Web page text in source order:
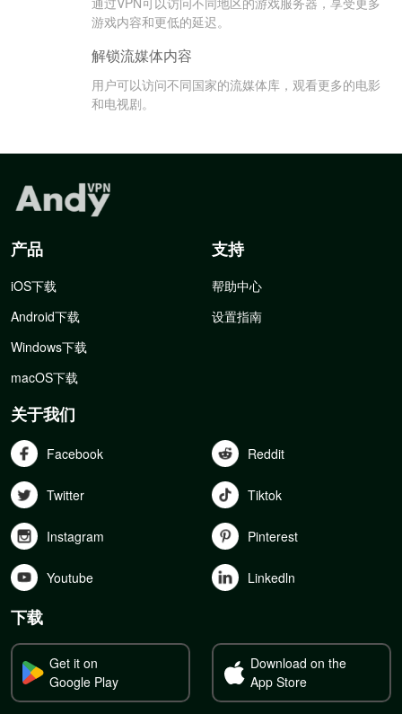
游戏内容和更低的延迟。
解锁流媒体内容
用户可以访问不同国家的流媒体库，观看更多的电影
和电视剧。
产品
iOS下载
Android下载
Windows下载
macOS下载
支持
帮助中心
设置指南
关于我们
Facebook Reddit
Twitter Tiktok
Instagram Pinterest
Youtube Linkedln
下载
Get it on
Google Play
Download on the
App Store